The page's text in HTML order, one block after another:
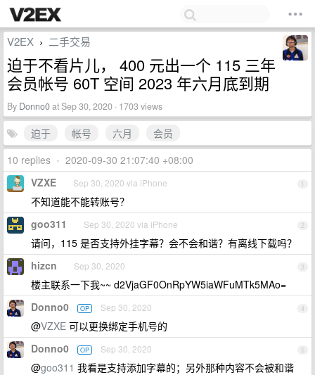
V2EX › 二手交易
迫于不看片儿， 400 元出一个 115 三年
会员帐号 60T 空间 2023 年六月底到期
By Donno0at Sep 30, 2020 · 1703 views
迫于 帐号 六月
会员
10 replies • 2020-09-30 21:07:40 +08:00
1
VZXE Sep 30, 2020 via iPhone
不知道能不能转账号？
2
goo311 Sep 30, 2020 via iPhone
请问，115 是否支持外挂字幕？会不会和谐？有离线下载吗？
3
hizcn Sep 30, 2020
楼主联系一下我~~ d2VjaGF0OnRpYW5iaWFuMTk5MAo=
4
Donno0 OP Sep 30, 2020
@VZXE 可以更换绑定手机号的
5
Donno0 OP Sep 30, 2020
@goo311 我看是支持添加字幕的；另外那种内容不会被和谐